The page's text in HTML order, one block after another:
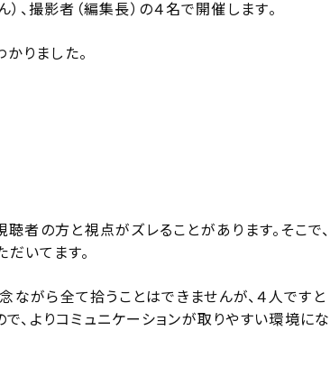
撮影者（編集長）の４名で開催します。
りました。
者の方と視点がズレることがあります。そこで、
いてます。
ながら全て拾うことはできませんが、４人ですと
よりコミュニケーションが取りやすい環境にな